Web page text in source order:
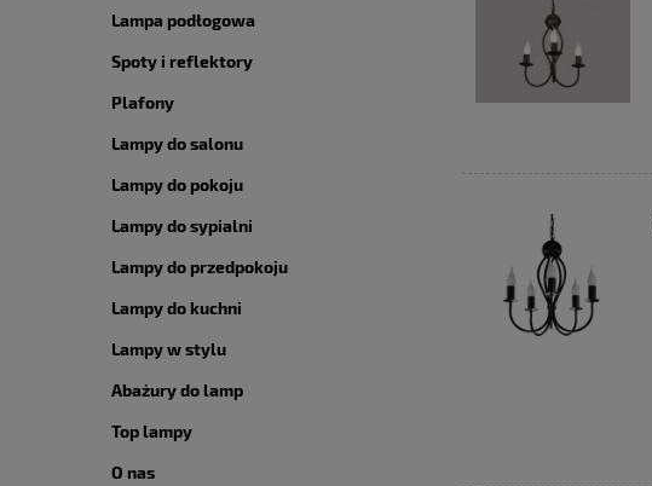
Lampa podłogowa
Spoty i reflektory
Plafony
Lampy do salonu
Lampy do pokoju
Lampy do sypialni
Lampy do przedpokoju
Lampy do kuchni
Lampy w stylu
Abażury do lamp
Top lampy
O nas